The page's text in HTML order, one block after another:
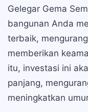
Gelegar Gema
bangunan Anda
terbaik,
memberikan
itu, investasi ini
panjang,
meningkatkan